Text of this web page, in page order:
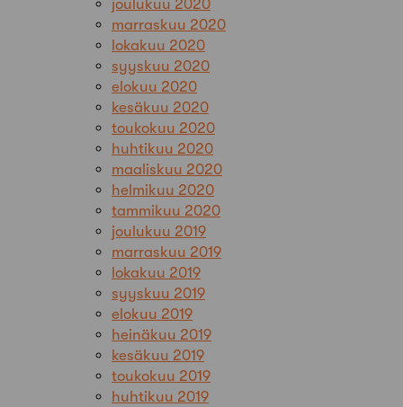
joulukuu 2020
marraskuu 2020
lokakuu 2020
syyskuu 2020
elokuu 2020
kesäkuu 2020
toukokuu 2020
huhtikuu 2020
maaliskuu 2020
helmikuu 2020
tammikuu 2020
joulukuu 2019
marraskuu 2019
lokakuu 2019
syyskuu 2019
elokuu 2019
heinäkuu 2019
kesäkuu 2019
toukokuu 2019
huhtikuu 2019